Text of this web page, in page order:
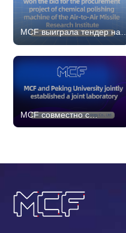
MCF выиграла тендер на
проект закупки
химического
полировального
Института ракет «воздух-
MCF совместно с
Пекинским университетом